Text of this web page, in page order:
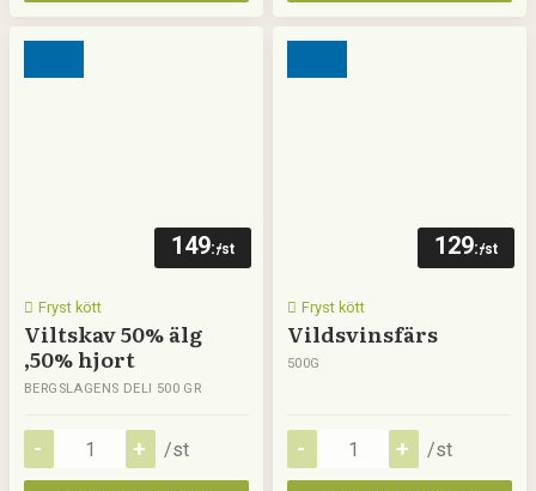
149:-/st
Fryst kött
Viltskav 50% älg
,50% hjort
BERGSLAGENS DELI 500 GR
/st
129:-/st
Fryst kött
Vildsvinsfärs
500G
/st